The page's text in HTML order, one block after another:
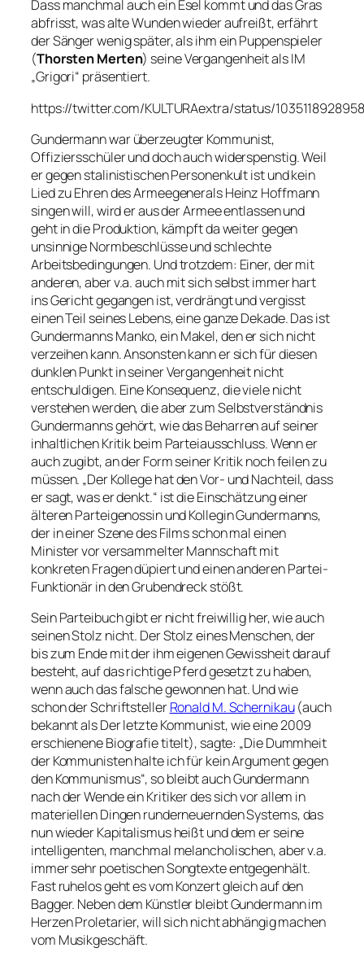
Dass manchmal auch ein Esel kommt und das Gras
abfrisst, was alte Wunden wieder aufreißt, erfährt
der Sänger wenig später, als ihm ein Puppenspieler
(Thorsten Merten) seine Vergangenheit als IM
„Grigori“ präsentiert.
https://twitter.com/KULTURAextra/status/
Gundermann war überzeugter Kommunist,
Offiziersschüler und doch auch widerspenstig. Weil
er gegen stalinistischen Personenkult ist und kein
Lied zu Ehren des Armeegenerals Heinz Hoffmann
singen will, wird er aus der Armee entlassen und
geht in die Produktion, kämpft da weiter gegen
unsinnige Normbeschlüsse und schlechte
Arbeitsbedingungen. Und trotzdem: Einer, der mit
anderen, aber v.a. auch mit sich selbst immer hart
ins Gericht gegangen ist, verdrängt und vergisst
einen Teil seines Lebens, eine ganze Dekade. Das ist
Gundermanns Manko, ein Makel, den er sich nicht
verzeihen kann. Ansonsten kann er sich für diesen
dunklen Punkt in seiner Vergangenheit nicht
entschuldigen. Eine Konsequenz, die viele nicht
verstehen werden, die aber zum Selbstverständnis
Gundermanns gehört, wie das Beharren auf seiner
inhaltlichen Kritik beim Parteiausschluss. Wenn er
auch zugibt, an der Form seiner Kritik noch feilen zu
müssen. „Der Kollege hat den Vor- und Nachteil, dass
er sagt, was er denkt.“ ist die Einschätzung einer
älteren Parteigenossin und Kollegin Gundermanns,
der in einer Szene des Films schon mal einen
Minister vor versammelter Mannschaft mit
konkreten Fragen düpiert und einen anderen Partei-
Funktionär in den Grubendreck stößt.
Sein Parteibuch gibt er nicht freiwillig her, wie auch
seinen Stolz nicht. Der Stolz eines Menschen, der
bis zum Ende mit der ihm eigenen Gewissheit darauf
besteht, auf das richtige Pferd gesetzt zu haben,
wenn auch das falsche gewonnen hat. Und wie
schon der SchriftstellerRonald M. Schernikau(auch
bekannt alsDer letzte Kommunist, wie eine 2009
erschienene Biografie titelt), sagte: „Die Dummheit
der Kommunisten halte ich für kein Argument gegen
den Kommunismus“, so bleibt auch Gundermann
nach der Wende ein Kritiker des sich vor allem in
materiellen Dingen runderneuernden Systems, das
nun wieder Kapitalismus heißt und dem er seine
intelligenten, manchmal melancholischen, aber v.a.
immer sehr poetischen Songtexte entgegenhält.
Fast ruhelos geht es vom Konzert gleich auf den
Bagger. Neben dem Künstler bleibt Gundermann im
Herzen Proletarier, will sich nicht abhängig machen
vom Musikgeschäft.